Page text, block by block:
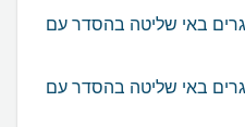
באי שליטה בהסדר עם
באי שליטה בהסדר עם